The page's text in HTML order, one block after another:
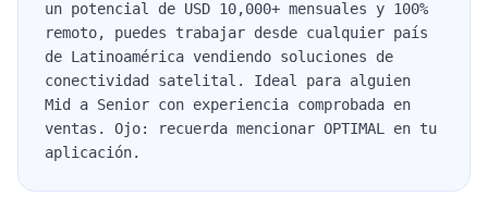
un potencial de USD 10,000+ mensuales y 100%
remoto, puedes trabajar desde cualquier país
de Latinoamérica vendiendo soluciones de
conectividad satelital. Ideal para alguien
Mid a Senior con experiencia comprobada en
ventas. Ojo: recuerda mencionar OPTIMAL en tu
aplicación.